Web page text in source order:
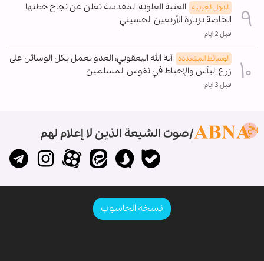
الدول العربیه العتبة العلوية المقدسة تعلن عن نجاح خطتها
الخاصة بزيارة الأربعين الحسيني
قبل 2 ايام
الوسائط المتعدده آية الله اليعقوبي: العدو يعمل بكل الوسائل على
زرع اليأس والإحباط في نفوس المسلمين
قبل 3 ايام
صوت الشيعة الذين لا إعلام لهم
نسخة الحاسوب